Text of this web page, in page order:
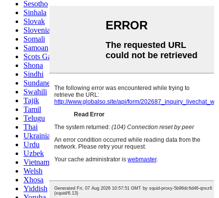
Sesotho
Sinhala
Slovak
Slovenian
Somali
Samoan
Scots Gaelic
Shona
Sindhi
Sundanese
Swahili
Tajik
Tamil
Telugu
Thai
Ukrainian
Urdu
Uzbek
Vietnamese
Welsh
Xhosa
Yiddish